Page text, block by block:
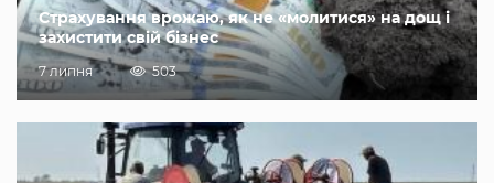
Страхування врожаю, як не «молитися» на дощ і
захистити свій бізнес
7 липня 503